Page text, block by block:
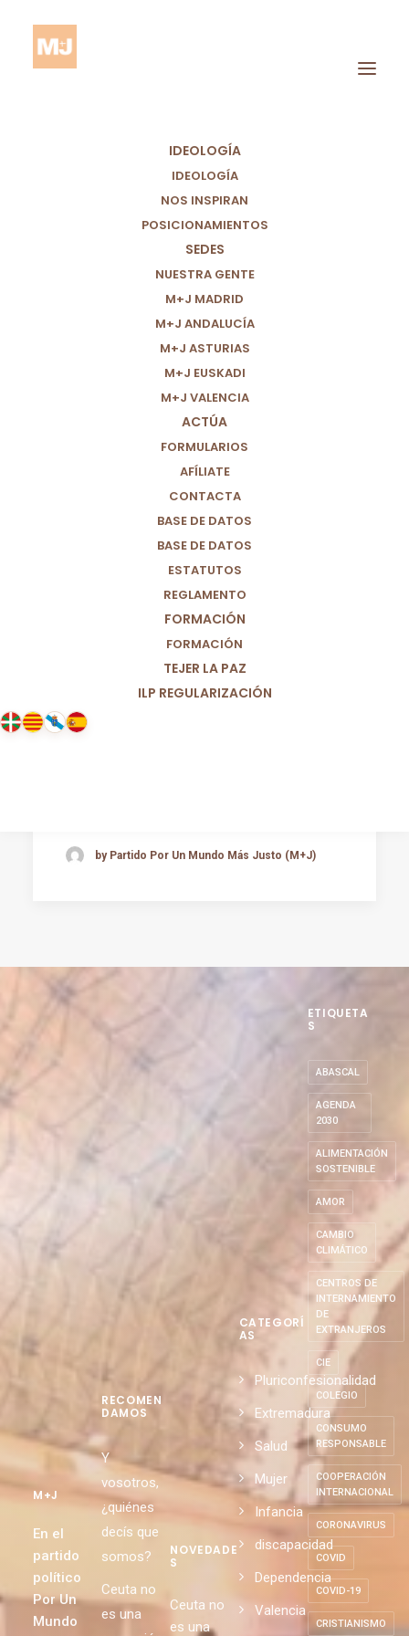
IDEOLOGÍA
IDEOLOGÍA
NOS INSPIRAN
POSICIONAMIENTOS
SEDES
NUESTRA GENTE
M+J MADRID
M+J ANDALUCÍA
M+J ASTURIAS
M+J EUSKADI
M+J VALENCIA
ACTÚA
FORMULARIOS
AFÍLIATE
CONTACTA
BASE DE DATOS
BASE DE DATOS
ESTATUTOS
REGLAMENTO
FORMACIÓN
FORMACIÓN
TEJER LA PAZ
ILP REGULARIZACIÓN
Sencilla
by Partido Por Un Mundo Más Justo (M+J)
M+J
En el
partido
político
Por Un
Mundo
RECOMEN
DAMOS
Y
vosotros,
¿quiénes
decís que
somos?
Ceuta no
es una
NOVEDADE
S
Ceuta no
es una
CATEGORÍ
AS
Pluriconfesionalidad
Extremadura
Salud
Mujer
Infancia
discapacidad
Dependencia
Valencia
ETIQUETA
S
ABASCAL
AGENDA
2030
ALIMENTACIÓN
SOSTENIBLE
AMOR
CAMBIO
CLIMÁTICO
CENTROS DE
INTERNAMIENTO
DE
EXTRANJEROS
CIE
COLEGIO
CONSUMO
RESPONSABLE
COOPERACIÓN
INTERNACIONAL
CORONAVIRUS
COVID
COVID-19
CRISTIANISMO